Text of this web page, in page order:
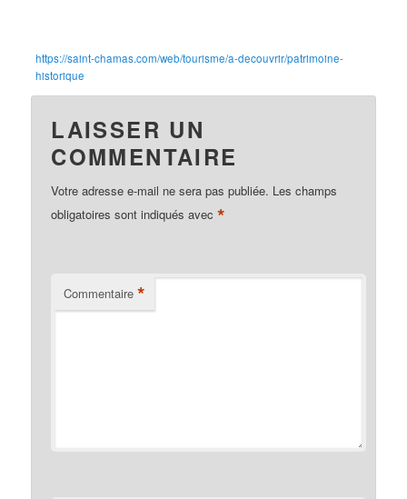
https://saint-chamas.com/web/tourisme/a-decouvrir/patrimoine-
historique
LAISSER UN
COMMENTAIRE
Votre adresse e-mail ne sera pas publiée. Les champs
obligatoires sont indiqués avec*
Commentaire *